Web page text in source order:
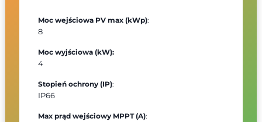
Moc wejściowa PV max (kWp):
8
Moc wyjściowa (kW):
4
Stopień ochrony (IP):
IP66
Max prąd wejściowy MPPT (A):